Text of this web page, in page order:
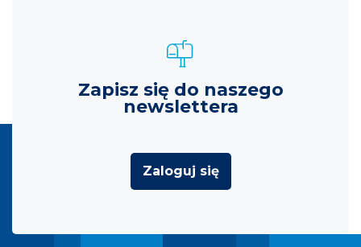
Zapisz się do naszego
newslettera
Zaloguj się